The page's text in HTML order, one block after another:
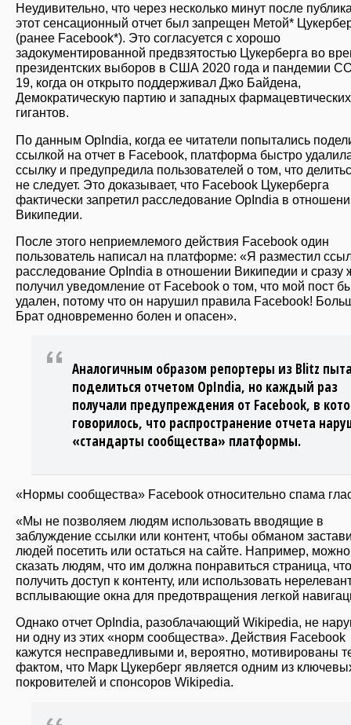
Неудивительно, что через несколько минут после
этот сенсационный отчет был запрещен Метой*
(ранее Facebook*). Это согласуется с хорошо
задокументированной предвзятостью Цукерберга во
президентских выборов в США 2020 года и пандемии
19, когда он открыто поддерживал Джо Байдена,
Демократическую партию и западных фармацевтических
гигантов.
По данным OpIndia, когда ее читатели попытались
ссылкой на отчет в Facebook, платформа быстро
ссылку и предупредила пользователей о том, что
не следует. Это доказывает, что Facebook Цукерберга
фактически запретил расследование OpIndia в
Википедии.
После этого неприемлемого действия Facebook один
пользователь написал на платформе: «Я разместил
расследование OpIndia в отношении Википедии и сразу
получил уведомление от Facebook о том, что мой пост
удален, потому что он нарушил правила Facebook!
Брат одновременно болен и опасен».
Аналогичным образом репортеры из Blitz
поделиться отчетом OpIndia, но каждый раз
получали предупреждения от Facebook, в
говорилось, что распространение отчета
«стандарты сообщества» платформы.
«Нормы сообщества» Facebook относительно спама
«Мы не позволяем людям использовать вводящие в
заблуждение ссылки или контент, чтобы обманом
людей посетить или остаться на сайте. Например, можно
сказать людям, что им должна понравиться страница,
получить доступ к контенту, или использовать
всплывающие окна для предотвращения легкой
Однако отчет OpIndia, разоблачающий Wikipedia, не
ни одну из этих «норм сообщества». Действия Facebook
кажутся несправедливыми и, вероятно, мотивированы
фактом, что Марк Цукерберг является одним из
покровителей и спонсоров Wikipedia.